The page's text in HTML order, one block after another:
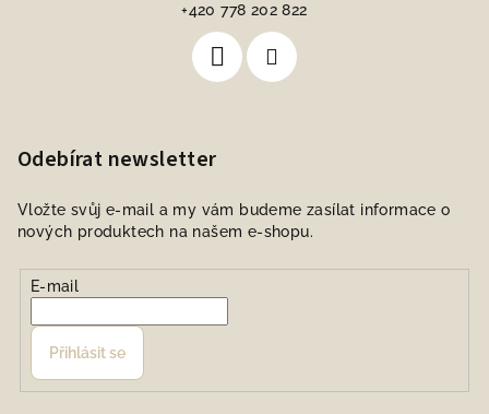
+420 778 202 822
Odebírat newsletter
Vložte svůj e-mail a my vám budeme zasílat informace o
nových produktech na našem e-shopu.
E-mail
Přihlásit se